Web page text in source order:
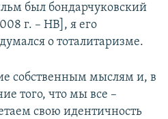
был бондарчуковский
г. – НВ], я его
о тоталитаризме.
собственным мыслям и, в
того, что мы все –
свою идентичность